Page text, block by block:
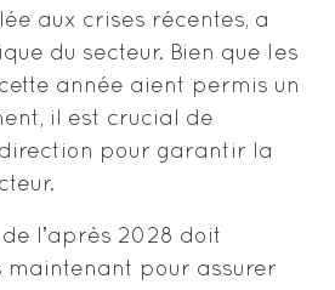
aux crises récentes, a
du secteur. Bien que les
année aient permis un
il est crucial de
pour garantir la
lʼaprès 2028 doit
maintenant pour assurer